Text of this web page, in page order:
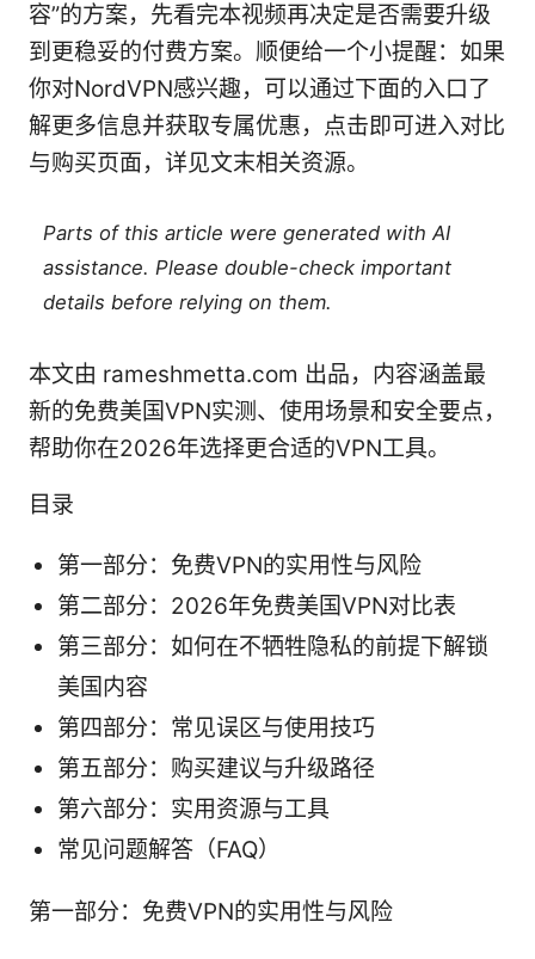
容”的方案，先看完本视频再决定是否需要升级
到更稳妥的付费方案。顺便给一个小提醒：如果
你对NordVPN感兴趣，可以通过下面的入口了
解更多信息并获取专属优惠，点击即可进入对比
与购买页面，详见文末相关资源。
Parts of this article were generated with AI
assistance. Please double-check important
details before relying on them.
本文由 rameshmetta.com 出品，内容涵盖最
新的免费美国VPN实测、使用场景和安全要点，
帮助你在2026年选择更合适的VPN工具。
目录
第一部分：免费VPN的实用性与风险
第二部分：2026年免费美国VPN对比表
第三部分：如何在不牺牲隐私的前提下解锁
美国内容
第四部分：常见误区与使用技巧
第五部分：购买建议与升级路径
第六部分：实用资源与工具
常见问题解答（FAQ）
第一部分：免费VPN的实用性与风险